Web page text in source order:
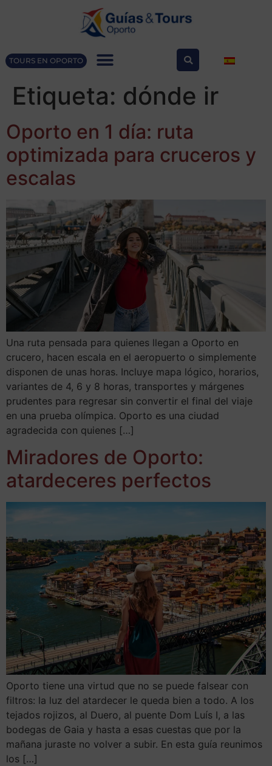
TOURS EN OPORTO
Etiqueta: dónde ir
Oporto en 1 día: ruta
optimizada para cruceros y
escalas
Una ruta pensada para quienes llegan a Oporto en
crucero, hacen escala en el aeropuerto o simplemente
disponen de unas horas. Incluye mapa lógico, horarios,
variantes de 4, 6 y 8 horas, transportes y márgenes
prudentes para regresar sin convertir el final del viaje
en una prueba olímpica. Oporto es una ciudad
agradecida con quienes […]
Miradores de Oporto:
atardeceres perfectos
Oporto tiene una virtud que no se puede falsear con
filtros: la luz del atardecer le queda bien a todo. A los
tejados rojizos, al Duero, al puente Dom Luís I, a las
bodegas de Gaia y hasta a esas cuestas que por la
mañana juraste no volver a subir. En esta guía reunimos
los […]